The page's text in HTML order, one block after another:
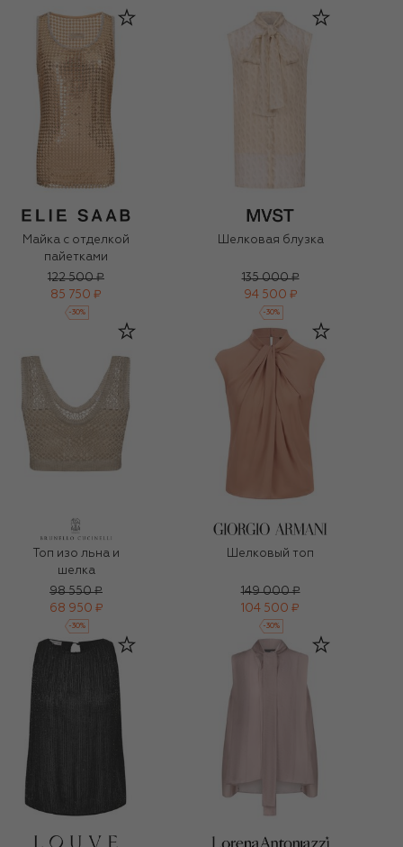
Майка с отделкой
пайетками
122 500 ₽
85 750 ₽
-30%
Шелковая блузка
135 000 ₽
94 500 ₽
-30%
Топ изо льна и
шелка
98 550 ₽
68 950 ₽
-30%
Шелковый топ
149 000 ₽
104 500 ₽
-30%